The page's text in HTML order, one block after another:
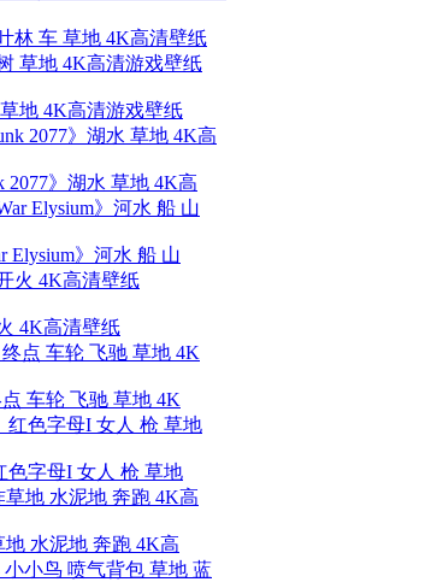
林 车 草地 4K高清壁纸
地 4K高清游戏壁纸
2077》湖水 草地 4K高
Elysium》河水 船 山
4K高清壁纸
点 车轮 飞驰 草地 4K
色字母I 女人 枪 草地
地 水泥地 奔跑 4K高